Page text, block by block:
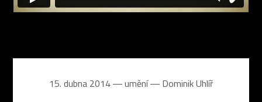
15. dubna 2014 ― umění ― Dominik Uhlíř